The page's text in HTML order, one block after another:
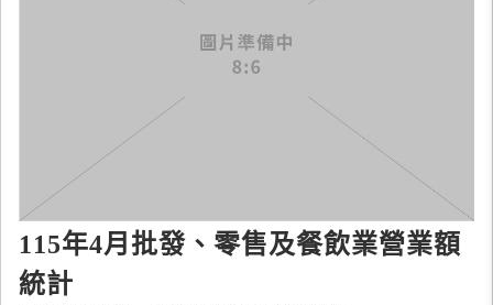
115年4月批發、零售及餐飲業營業額
統計